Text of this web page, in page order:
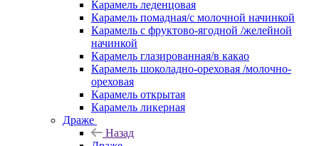
Карамель леденцовая
Карамель помадная/с молочной начинкой
Карамель с фруктово-ягодной /желейной
начинкой
Карамель глазированная/в какао
Карамель шоколадно-ореховая /молочно-
ореховая
Карамель открытая
Карамель ликерная
Драже
Назад